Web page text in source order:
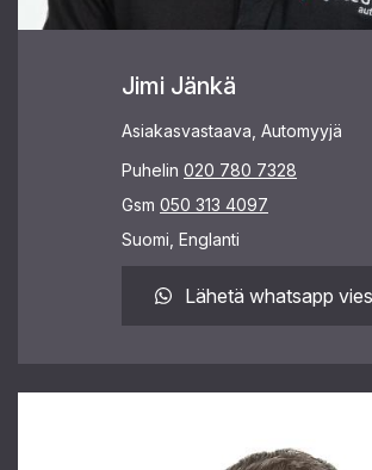
Jimi Jänkä
Asiakasvastaava, Automyyjä
Puhelin 020 780 7328
Gsm 050 313 4097
Suomi, Englanti
Lähetä whatsapp